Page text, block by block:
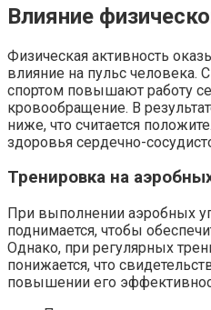
Влияние
Физическая активность
влияние на пульс человека.
спортом повышают работу
кровообращение. В
ниже, что считается
здоровья сердечно-
Тренировка на
При выполнении аэробных
поднимается, чтобы
Однако, при регулярных
понижается, что
повышении его